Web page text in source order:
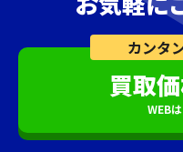
カンタ
買取
WEB